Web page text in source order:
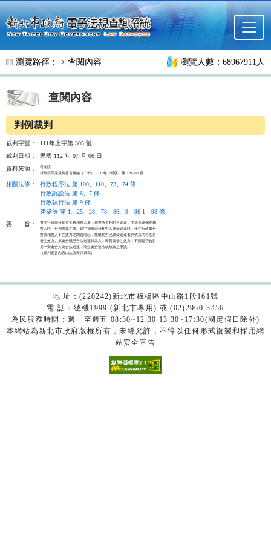
跳至主要內容
瀏覽路徑： > 查閱內容 瀏覽人數：68967911人
查閱內容
判例裁判
裁判字號：
111年上字第 305 號
裁判日期：
民國 112 年 07 月 06 日
資料來源：
司法院
行政程序法裁判要旨彙編（二十）（113年12月版）第 329-330 頁
相關法條 ：
行政程序法 第 100、110、73、74 條
行政訴訟法 第 6、7 條
行政執行法 第 9 條
建築法 第 1、25、28、78、86、9、96-1、98 條
要
旨：
書面行政處分如有多數相對人者，應對所有相對人送達，並於送達個別相
對人時，分別對其生效。其中如有部分相對人未受送達時，僅生行政處分
對該相對人不生效力之問題而已，無礙於對已收受送達者仍依其內容各自
發生效力。原處分既已合法送達行為人，即對其發生效力，不因是否曾對
另一受處分人為合法送達，而生處分違法或無效之爭議。
（裁判要旨內容由法源資訊撰寫）
地 址：(220242)新北市板橋區中山路1段161號
電 話：總機1999 (新北市專用) 或 (02)2960-3456
為民服務時間：週一至週五 08:30~12:30 13:30~17:30(國定假日除外)
本網站為新北市政府版權所有，未經允許，不得以任何形式複製和採用網
站安全宣告